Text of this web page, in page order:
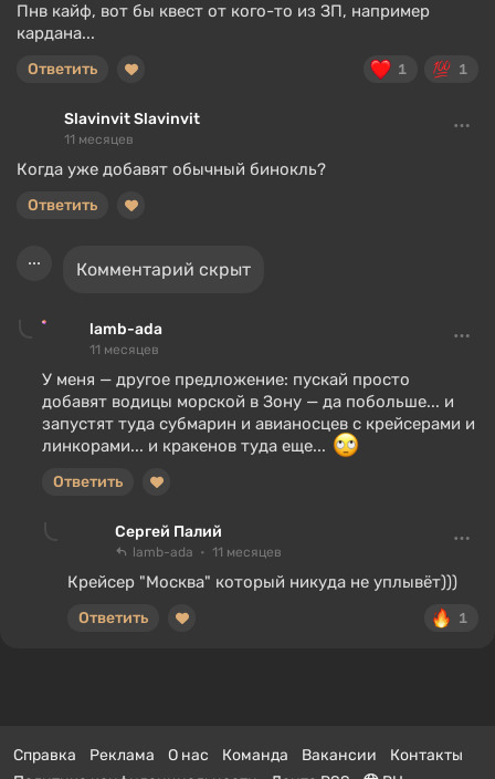
Пнв кайф, вот бы квест от кого-то из ЗП, например
кардана...
1 1
Ответить
Slavinvit Slavinvit
11 месяцев
Когда уже добавят обычный бинокль?
Ответить
Комментарий скрыт
lamb-ada
11 месяцев
У меня — другое предложение: пускай просто
добавят водицы морской в Зону — да побольше... и
запустят туда субмарин и авианосцев с крейсерами и
линкорами... и кракенов туда еще...
Ответить
Сергей Палий
lamb-ada 11 месяцев
Крейсер "Москва" который никуда не уплывёт)))
1
Ответить
Справка Реклама О нас Команда Вакансии
Контакты